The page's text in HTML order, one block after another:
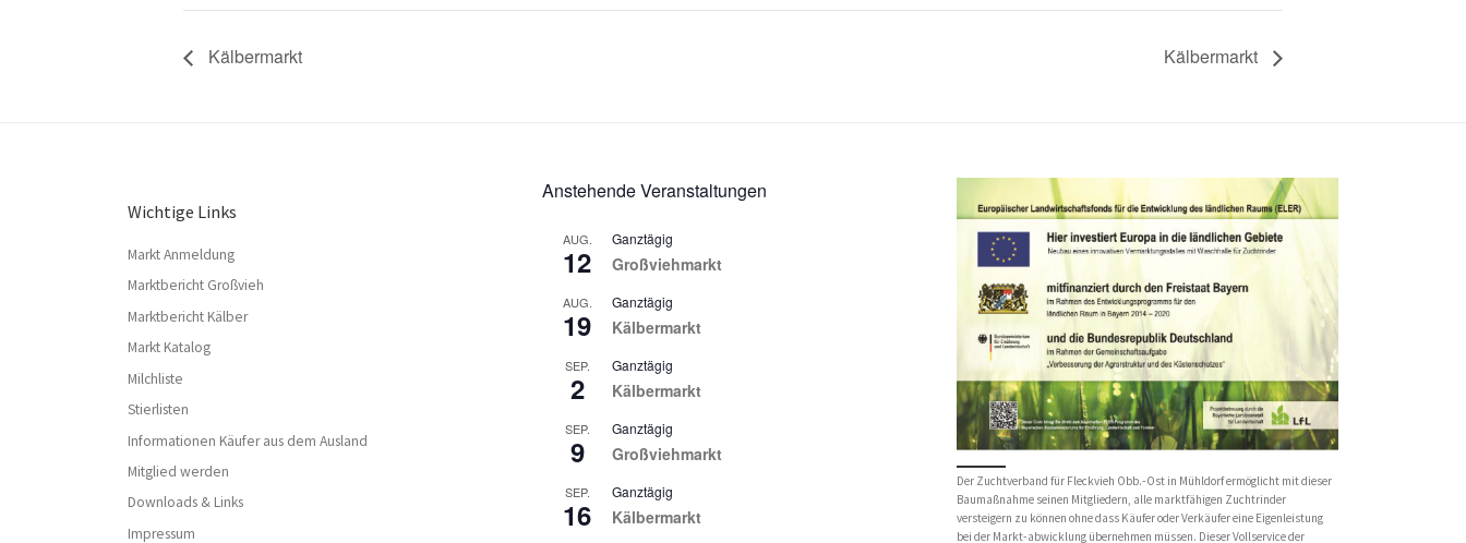
Kälbermarkt Kälbermarkt
Wichtige Links
Markt Anmeldung
Marktbericht Großvieh
Marktbericht Kälber
Markt Katalog
Milchliste
Stierlisten
Informationen Käufer aus dem Ausland
Mitglied werden
Downloads & Links
Impressum
Anstehende Veranstaltungen
AUG.
12
Ganztägig
Großviehmarkt
AUG.
19
Ganztägig
Kälbermarkt
SEP.
2
Ganztägig
Kälbermarkt
SEP.
9
Ganztägig
Großviehmarkt
SEP.
16
Ganztägig
Kälbermarkt
Der Zuchtverband für Fleckvieh Obb.-Ost in Mühldorf ermöglicht mit dieser
Baumaßnahme seinen Mitgliedern, alle marktfähigen Zuchtrinder
versteigern zu können ohne dass Käufer oder Verkäufer eine Eigenleistung
bei der Markt-abwicklung übernehmen müssen. Dieser Vollservice der